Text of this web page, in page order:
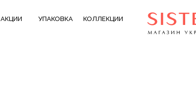
УПАКОВКА КОЛЛЕКЦИИ
АКЦИИ